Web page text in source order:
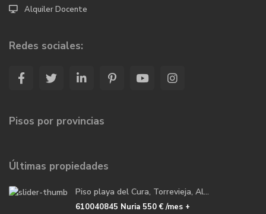
Alquiler Docente
Redes sociales:
Pisos por provincias
Últimas propiedades
Piso playa del Cura, Torrevieja, Al...
610040845 Nuria 550 €/mes +